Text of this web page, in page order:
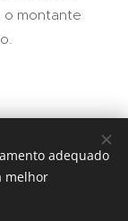
o montante
para
para os
adequado
melhor